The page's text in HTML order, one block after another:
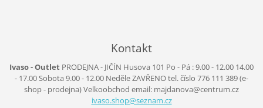
Kontakt
Ivaso - Outlet PRODEJNA - JIČÍN Husova 101 Po - Pá :9.00 - 12.00 14.00
- 17.00Sobota 9.00 - 12.00 NeděleZAVŘENOtel. číslo 776 111 389(e-
shop - prodejna)Velkoobchod email: majdanova@centrum.cz
ivaso.shop@seznam.cz